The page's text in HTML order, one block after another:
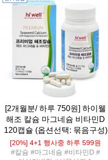
[2개월분/ 하루 750원] 하이웰
해조 칼슘 마그네슘 비타민D
120캡슐 (옵션선택: 묶음구성)
[20%] 4+1 행사중 하루 599원
#칼슘 #마그네슘 #비타민D #